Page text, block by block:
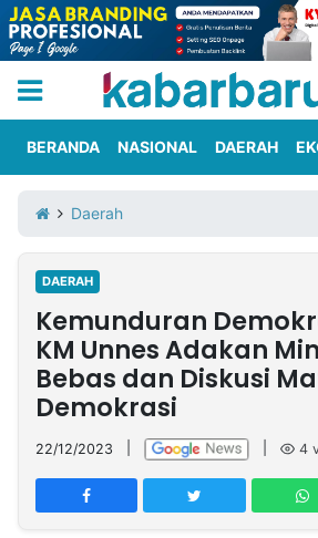
Iklan
Berita
Kami
Nasional
International
Olahraga
Entertainment
Daerah
Pariwisata
Kuliner
Kolom
Network
PT
TREETAN
MULTIMEDIA
INDONESIA
BERANDA NASIONAL DAERAH
Daerah
DAERAH
Kemunduran
KM Unnes Adakan
Bebas dan Diskusi
Demokrasi
22/12/2023 4